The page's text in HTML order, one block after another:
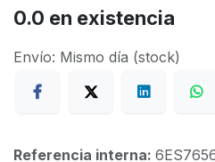
0.0 en existencia
Envío: Mismo día (stock)
Referencia interna: